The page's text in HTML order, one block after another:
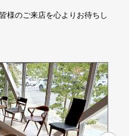
様のご来店を心よりお待ちし